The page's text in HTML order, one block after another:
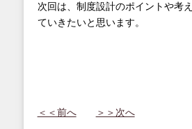
次回は、制度設計のポイントや考
ていきたいと思います。
＜＜前へ ＞＞次へ